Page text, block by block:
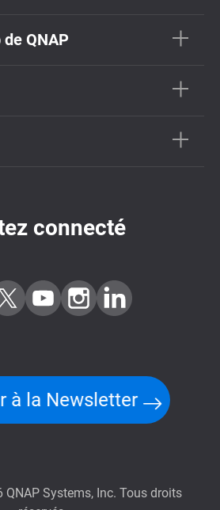
QNAP
connecté
à la Newsletter
Systems, Inc. Tous droits